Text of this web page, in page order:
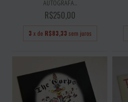
AUTOGRAFA...
R$250,00
3 x de R$83,33 sem juros